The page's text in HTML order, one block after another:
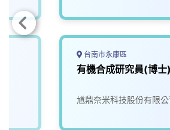
台南市永康區
有機合成研究員(博士)
馗鼎奈米科技股份有限公